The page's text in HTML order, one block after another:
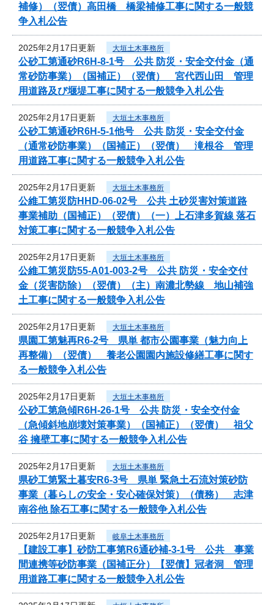
補修）（翌債）高田橋 橋梁補修工事に関する一般競
争入札公告
2025年2月17日更新 大垣土木事務所
公砂工第通砂R6H-8-1号 公共 防災・安全交付金（通
常砂防事業）（国補正）（翌債） 宮代西山田 管理
用道路及び堰堤工事に関する一般競争入札公告
2025年2月17日更新 大垣土木事務所
公砂工第通砂R6H-5-1他号 公共 防災・安全交付金
（通常砂防事業）（国補正）（翌債） 滝根谷 管理
用道路工事に関する一般競争入札公告
2025年2月17日更新 大垣土木事務所
公維工第災防HHD-06-02号 公共 土砂災害対策道路
事業補助（国補正）（翌債）（一）上石津多賀線 落石
対策工事に関する一般競争入札公告
2025年2月17日更新 大垣土木事務所
公維工第災防55-A01-003-2号 公共 防災・安全交付
金（災害防除）（翌債）（主）南濃北勢線 地山補強
土工事に関する一般競争入札公告
2025年2月17日更新 大垣土木事務所
県園工第魅再R6-2号 県単 都市公園事業（魅力向上
再整備）（翌債） 養老公園園内施設修繕工事に関す
る一般競争入札公告
2025年2月17日更新 大垣土木事務所
公砂工第急傾R6H-26-1号 公共 防災・安全交付金
（急傾斜地崩壊対策事業）（国補正）（翌債） 祖父
谷 擁壁工事に関する一般競争入札公告
2025年2月17日更新 大垣土木事務所
県砂工第緊土暮安R6-3号 県単 緊急土石流対策砂防
事業（暮らしの安全・安心確保対策）（債務） 志津
南谷他 除石工事に関する一般競争入札公告
2025年2月17日更新 岐阜土木事務所
【建設工事】砂防工事第R6通砂補-3-1号 公共 事業
間連携等砂防事業（国補正分）【翌債】冠者洞 管理
用道路工事に関する一般競争入札公告